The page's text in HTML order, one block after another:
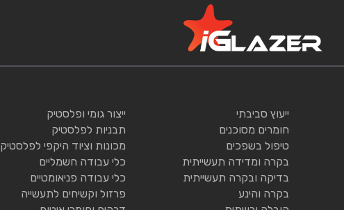
ייעוץ סביבתי
חומרים מסוכנים
טיפול בשפכים
בקרה ומדידה תעשייתית
בדיקה ובקרה תעשייתית
בקרה והינע
ייצור גומי ופלסטיק
תבניות לפלסטיק
מכונות וציוד היקפי לפלסטיק
כלי עבודה חשמליים
כלי עבודה פניאומטיים
פרזול וקשיחים לתעשייה